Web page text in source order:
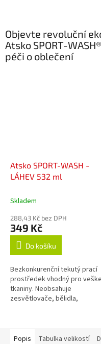
Objevte revoluční
Atsko SPORT-
péči o oblečení
Atsko SPORT-WASH -
LÁHEV 532 ml
Skladem
288,43 Kč bez DPH
349 Kč
Do košíku
Bezkonkurenční tekutý prací
prostředek vhodný pro
tkaniny. Neobsahuje
zesvětlovače, bělidla,
Popis
Tabulka velikostí